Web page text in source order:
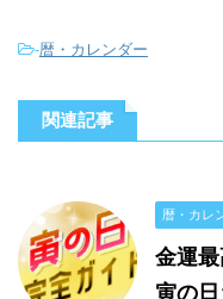
-暦・カレンダー
関連記事
暦・カレ
金運
寅の